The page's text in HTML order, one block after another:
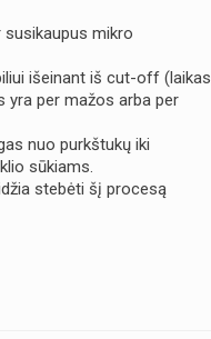
mikro
išeinant iš cut-off (laikas
yra per mažos arba per
nuo purkštukų iki
sūkiams.
stebėti šį procesą